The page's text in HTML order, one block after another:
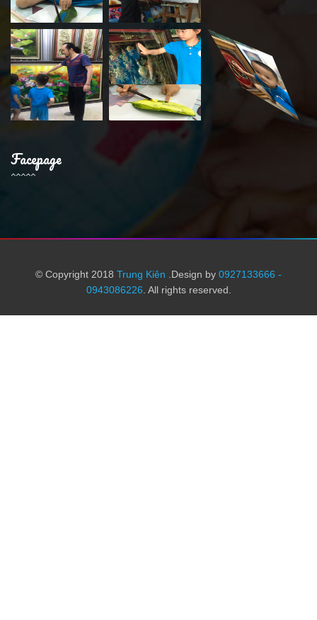
Facepage
© Copyright 2018 Trung Kiên .Design by 0927133666 -
0943086226 . All rights reserved.